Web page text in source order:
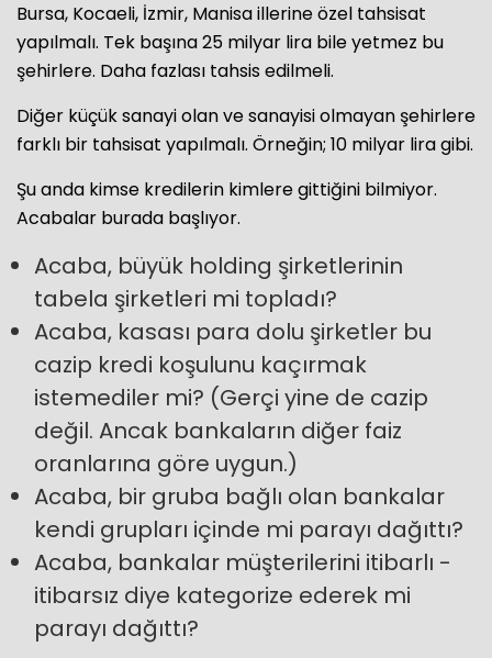
Bursa, Kocaeli, İzmir, Manisa illerine özel tahsisat
yapılmalı. Tek başına 25 milyar lira bile yetmez bu
şehirlere. Daha fazlası tahsis edilmeli.
Diğer küçük sanayi olan ve sanayisi olmayan şehirlere
farklı bir tahsisat yapılmalı. Örneğin; 10 milyar lira gibi.
Şu anda kimse kredilerin kimlere gittiğini bilmiyor.
Acabalar burada başlıyor.
Acaba, büyük holding şirketlerinin
tabela şirketleri mi topladı?
Acaba, kasası para dolu şirketler bu
cazip kredi koşulunu kaçırmak
istemediler mi? (Gerçi yine de cazip
değil. Ancak bankaların diğer faiz
oranlarına göre uygun.)
Acaba, bir gruba bağlı olan bankalar
kendi grupları içinde mi parayı dağıttı?
Acaba, bankalar müşterilerini itibarlı -
itibarsız diye kategorize ederek mi
parayı dağıttı?